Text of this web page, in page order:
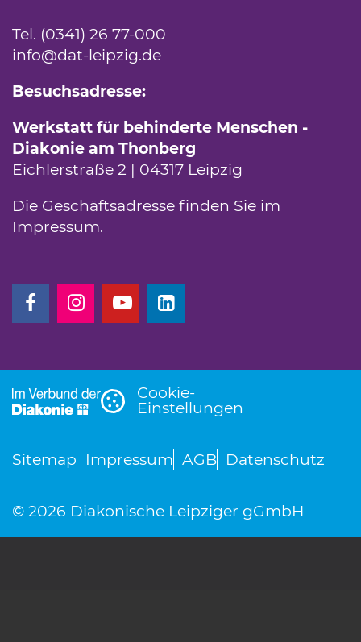
Tel. (0341) 26 77-000
info@dat-leipzig.de
Besuchsadresse:
Werkstatt für behinderte Menschen -
Diakonie am Thonberg
Eichlerstraße 2 | 04317 Leipzig
Die Geschäftsadresse finden Sie im
Impressum.
(Link öffnet einen neuen Tab)
(Link öffnet einen neuen Tab)
(Link öffnet einen neuen Tab)
(Link öffnet einen neuen
Cookie-
Einstellungen
Sitemap Impressum AGB Datenschutz
© 2026 Diakonische Leipziger gGmbH